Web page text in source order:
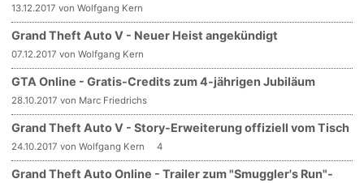
13.12.2017 von Wolfgang Kern
Grand Theft Auto V - Neuer Heist angekündigt
07.12.2017 von Wolfgang Kern
GTA Online - Gratis-Credits zum 4-jährigen Jubiläum
28.10.2017 von Marc Friedrichs
Grand Theft Auto V - Story-Erweiterung offiziell vom Tisch
24.10.2017 von Wolfgang Kern 4
Grand Theft Auto Online - Trailer zum "Smuggler's Run"-